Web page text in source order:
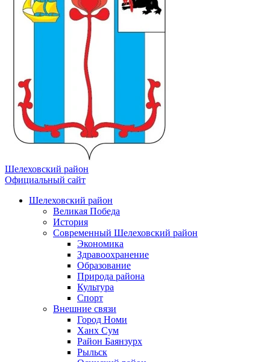
Шелеховский район
Официальный сайт
Шелеховский район
Великая Победа
История
Современный Шелеховский район
Экономика
Здравоохранение
Образование
Природа района
Культура
Спорт
Внешние связи
Город Номи
Ханх Сум
Район Баянзурх
Рыльск